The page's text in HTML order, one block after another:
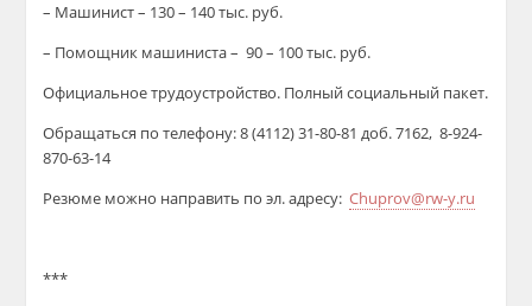
– Машинист – 130 – 140 тыс. руб.
– Помощник машиниста – 90 – 100 тыс. руб.
Официальное трудоустройство. Полный социальный пакет.
Обращаться по телефону: 8 (4112) 31-80-81 доб. 7162, 8-924-
870-63-14
Резюме можно направить по эл. адресу:Chuprov@rw-y.ru
***